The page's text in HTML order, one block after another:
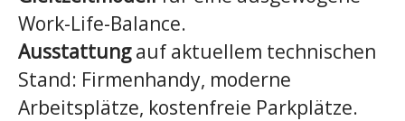
Work-Life-Balance.
Ausstattungauf aktuellem technischen
Stand: Firmenhandy, moderne
Arbeitsplätze, kostenfreie Parkplätze.